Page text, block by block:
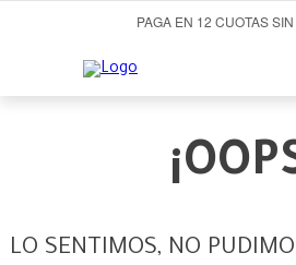
PAGA EN 12 CUOTAS
LO SENTIMOS, NO